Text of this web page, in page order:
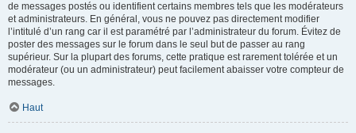
de messages postés ou identifient certains membres tels que les modérateurs
et administrateurs. En général, vous ne pouvez pas directement modifier
l’intitulé d’un rang car il est paramétré par l’administrateur du forum. Évitez de
poster des messages sur le forum dans le seul but de passer au rang
supérieur. Sur la plupart des forums, cette pratique est rarement tolérée et un
modérateur (ou un administrateur) peut facilement abaisser votre compteur de
messages.
Haut